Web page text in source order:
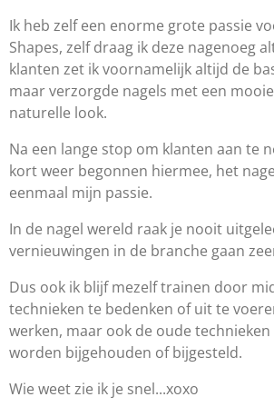
Ik heb zelf een enorme grote passie
Shapes, zelf draag ik deze nagenoeg
klanten zet ik voornamelijk altijd de
maar verzorgde nagels met een
naturelle look.
Na een lange stop om klanten aan te
kort weer begonnen hiermee, het
eenmaal mijn passie.
In de nagel wereld raak je nooit
vernieuwingen in de branche gaan
Dus ook ik blijf mezelf trainen door
technieken te bedenken of uit te
werken, maar ook de oude
worden bijgehouden of bijgesteld.
Wie weet zie ik je snel...xoxo